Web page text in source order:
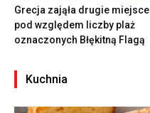
Grecja zająła drugie miejsce
pod względem liczby plaż
oznaczonych Błękitną Flagą
Kuchnia